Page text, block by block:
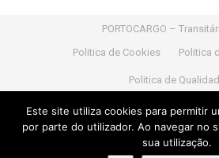
PORTOCARGO –
Politica de Cookies
Politica
Politica de
Nif:PT 502 327 545 |Capital
|Nº de licença transitário:Nº
Powered byPortocargo
Este site utiliza cookies para permitir
por parte do utilizador. Ao navegar no
sua utilização.